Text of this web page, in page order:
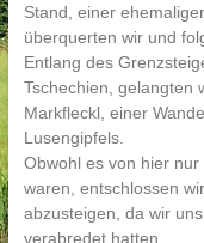
Stand, einer
überquerten wir und
Entlang des
Tschechien, gelangten
Markfleckl, einer
Lusengipfels.
Obwohl es von hier
waren, entschlossen
abzusteigen, da wir
verabredet hatten.